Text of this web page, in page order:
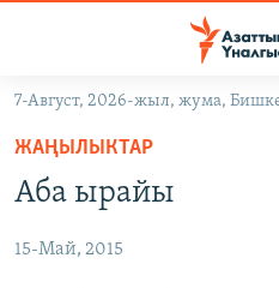
Навигацияга
өтүңүз
Издөөгө
салыңыз
КЫРГЫЗСТАН
КЫРГЫЗСТАН
САЯСАТ
ДҮЙНӨ
УКРАИНА
7-Август, 2026-жыл, жума,
ЖАҢЫЛЫКТАР
Аба ырайы
15-Май, 2015